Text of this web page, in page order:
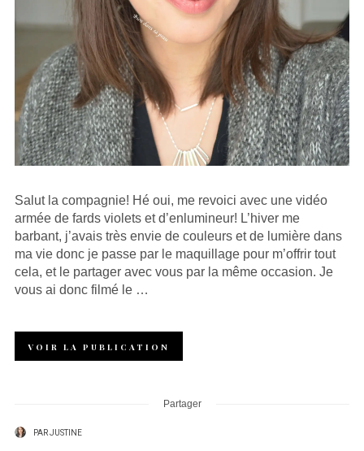
Salut la compagnie! Hé oui, me revoici avec une vidéo
armée de fards violets et d’enlumineur! L’hiver me
barbant, j’avais très envie de couleurs et de lumière dans
ma vie donc je passe par le maquillage pour m’offrir tout
cela, et le partager avec vous par la même occasion. Je
vous ai donc filmé le …
VOIR LA PUBLICATION
Partager
PARJUSTINE